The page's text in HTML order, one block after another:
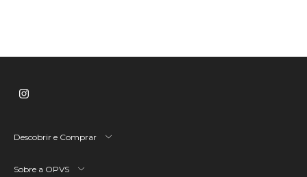
Descobrir e Comprar
Sobre a OPVS